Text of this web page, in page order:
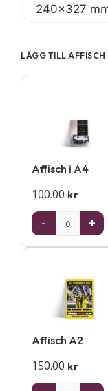
LÄGG TILL AFFISCH
Affisch i A4
100.00 kr
- +
Affisch A2
150.00 kr